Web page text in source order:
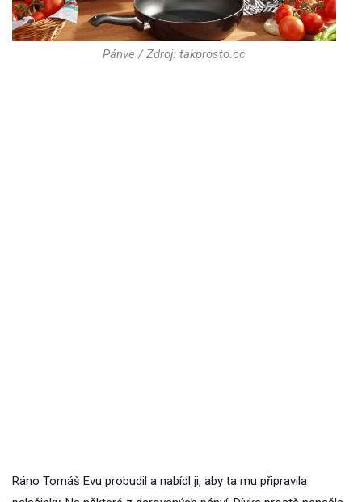
Pánve / Zdroj: takprosto.cc
Ráno Tomáš Evu probudil a nabídl ji, aby ta mu připravila